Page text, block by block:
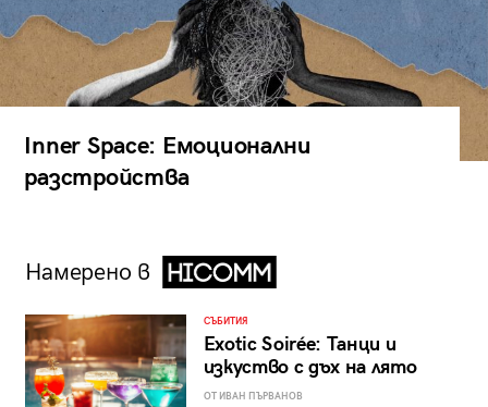
Inner Space: Емоционални
разстройства
Намерено в
СЪБИТИЯ
Exotic Soirée: Танци и
изкуство с дъх на лято
ОТ ИВАН ПЪРВАНОВ